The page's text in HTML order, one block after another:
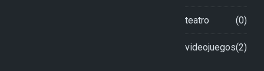
teatro (0)
videojuegos(2)